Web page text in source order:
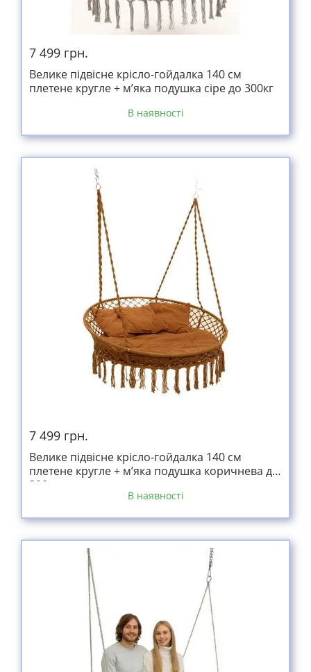
7 499 грн.
Велике підвісне крісло-гойдалка 140 см
плетене кругле + м’яка подушка сіре до 300кг
В наявності
7 499 грн.
Велике підвісне крісло-гойдалка 140 см
плетене кругле + м’яка подушка коричнева до
300кг
В наявності